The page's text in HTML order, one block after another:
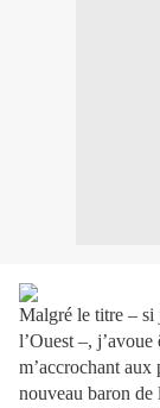
Malgré le titre – si
l’Ouest –,
m’accrochant aux
nouveau baron de